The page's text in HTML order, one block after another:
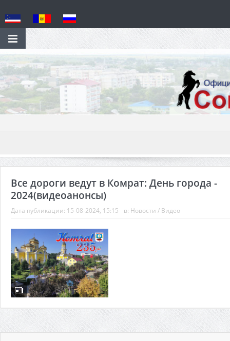
Все дороги ведут в Комрат: День города -
2024(видеоанонсы)
Дата публикации: 15-08-2024, 15:15 в: Новости / Видео